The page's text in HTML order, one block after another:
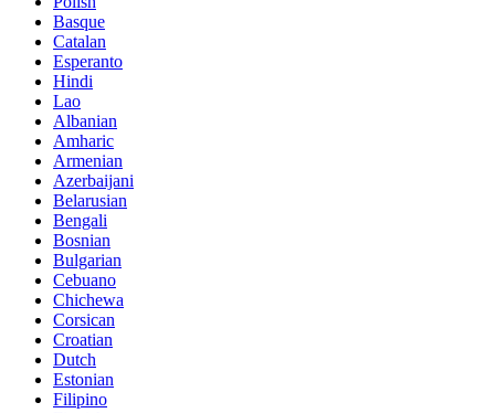
Basque
Catalan
Esperanto
Hindi
Lao
Albanian
Amharic
Armenian
Azerbaijani
Belarusian
Bengali
Bosnian
Bulgarian
Cebuano
Chichewa
Corsican
Croatian
Dutch
Estonian
Filipino